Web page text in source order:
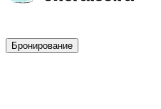
Бронирование